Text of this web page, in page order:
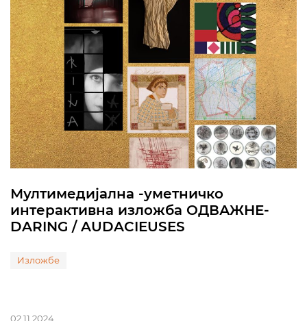
Мултимедијална -уметничко
интерактивна изложба ОДВАЖНЕ-
DARING / AUDACIEUSES
Изложбе
02.11.2024.